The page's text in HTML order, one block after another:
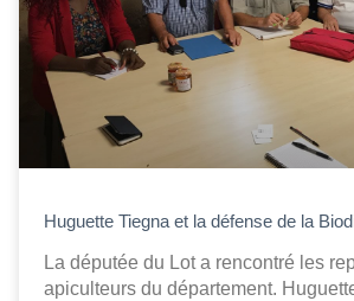
Huguette Tiegna et la défense de la
La députée du Lot a rencontré les
apiculteurs du département.